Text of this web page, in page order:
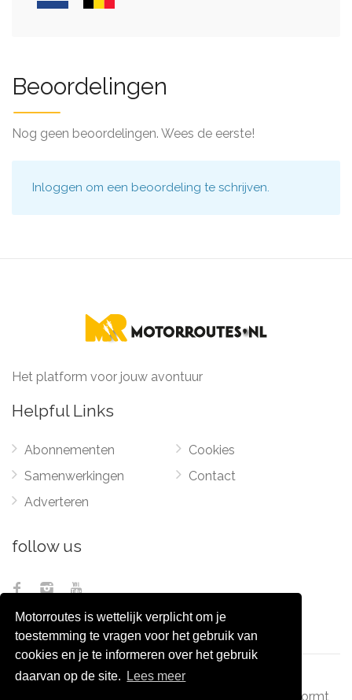
Motorroutes is wettelijk verplicht om je
toestemming te vragen voor het gebruik van
cookies en je te informeren over het gebruik
daarvan op de site.
Lees meer
Beoordelingen
Nog geen beoordelingen. Wees de eerste!
Inloggen om een beoordeling te schrijven.
Het platform voor jouw avontuur
Helpful Links
Abonnementen
Samenwerkingen
Adverteren
Cookies
Contact
follow us
vormt